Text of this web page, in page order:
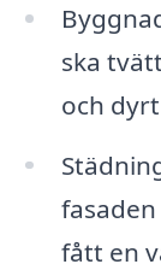
ska
och
fått en